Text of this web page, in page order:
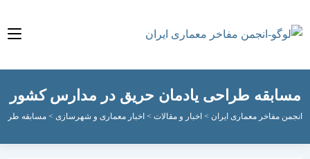
طراحی یادمان حریق در مدارس کشور
مفاخر معماری ایران > اخبار و مقالات>اخبار معماری و شهرسازی>مسابقه طراحی